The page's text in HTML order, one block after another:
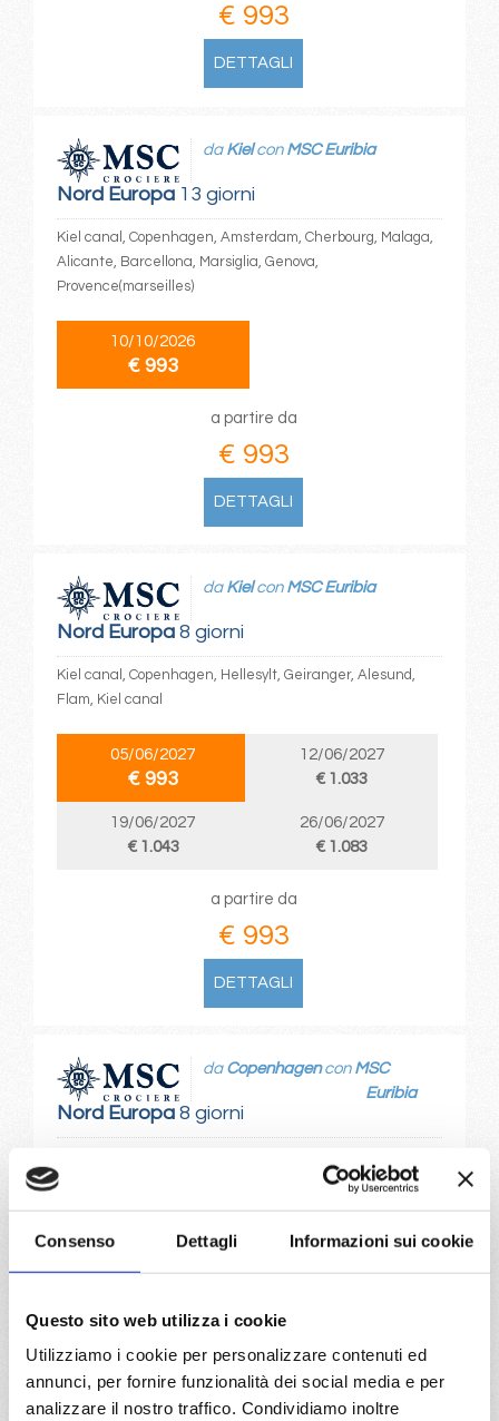
Consenso Dettagli Informazioni sui cookie
Questo sito web utilizza i cookie
Utilizziamo i cookie per personalizzare contenuti ed
annunci, per fornire funzionalità dei social media e per
analizzare il nostro traffico. Condividiamo inoltre
€ 993
DETTAGLI
Nord Europa13 giorni
da Kielcon MSC Euribia
Kiel canal, Copenhagen, Amsterdam, Cherbourg, Malaga,
Alicante, Barcellona, Marsiglia, Genova,
Provence(marseilles)
10/10/2026
€ 993
a partire da
€ 993
DETTAGLI
Nord Europa8 giorni
da Kielcon MSC Euribia
Kiel canal, Copenhagen, Hellesylt, Geiranger, Alesund,
Flam, Kiel canal
05/06/2027
€ 993
12/06/2027
€ 1.033
19/06/2027
€ 1.043
26/06/2027
€ 1.083
a partire da
€ 993
DETTAGLI
Nord Europa8 giorni
da Copenhagencon MSC
Euribia
canal, Copenhagen
06/06/2027
13/06/2027
€ 1.043
a partire da